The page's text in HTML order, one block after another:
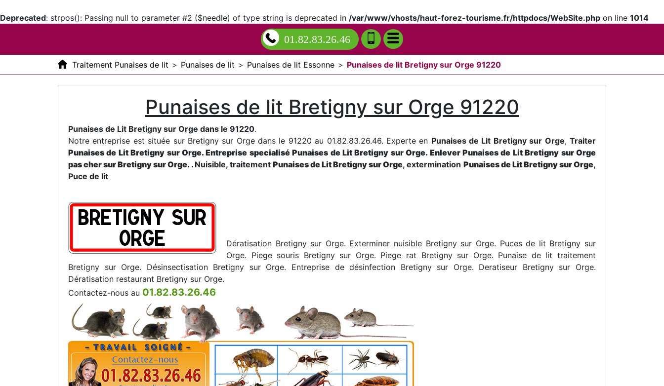
Deprecated: strpos(): Passing null to parameter #2 ($needle) of type string is deprecated in /var/www/vhosts/haut-forez-tourisme.fr/httpdocs/WebSite.php on line 1014
01.82.83.26.46
Traitement Punaises de lit > Punaises de lit > Punaises de lit Essonne > Punaises de lit Bretigny sur Orge 91220
Punaises de lit Bretigny sur Orge 91220
Punaises de Lit Bretigny sur Orge dans le 91220.
Notre entreprise est située sur Bretigny sur Orge dans le 91220 au 01.82.83.26.46. Experte en Punaises de Lit Bretigny sur Orge,Traiter
Punaises de Lit Bretigny sur Orge. Entreprise specialiséPunaises de Lit Bretigny sur Orge. EnleverPunaises de Lit Bretigny sur Orge
pas cher sur Bretigny sur Orge. . Nuisible, traitement Punaises de Lit Bretigny sur Orge, extermination Punaises de Lit Bretigny sur Orge,
Puce de lit
Dératisation Bretigny sur Orge. Exterminer nuisible Bretigny sur Orge. Puces de lit Bretigny sur
Orge. Piege souris Bretigny sur Orge. Piege rat Bretigny sur Orge. Punaise de lit traitement
Bretigny sur Orge. Désinsectisation Bretigny sur Orge. Entreprise de désinfection Bretigny sur Orge. Deratiseur Bretigny sur Orge.
Dératisation restaurant Bretigny sur Orge.
Contactez-nous au 01.82.83.26.46